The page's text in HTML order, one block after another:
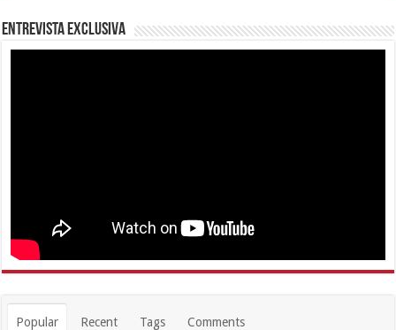
Entrevista Exclusiva
Popular Recent Tags Comments